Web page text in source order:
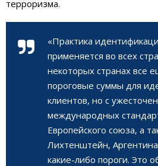
терроризма.
«Практика
применяется во всех
некоторых странах все
пороговые суммы для
клиентов, но с
международных
Европейского союза, а
Лихтенштейн,
какие-либо пороги. Это